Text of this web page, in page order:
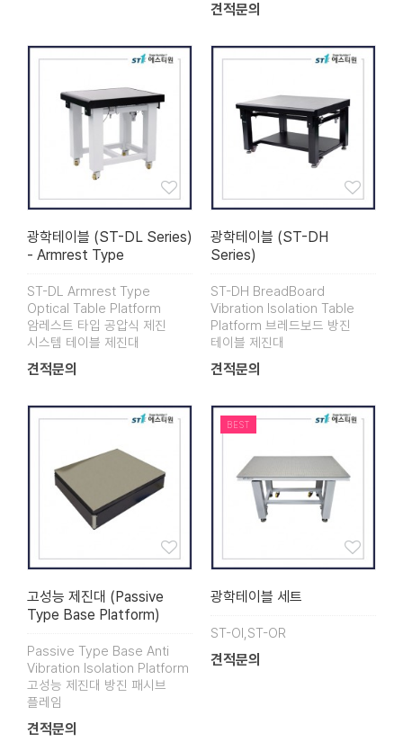
견적문의
광학테이블 (ST-DL Series)
- Armrest Type
ST-DL Armrest Type
Optical Table Platform
암레스트 타입 공압식 제진
시스템 테이블 제진대
견적문의
광학테이블 (ST-DH
Series)
ST-DH BreadBoard
Vibration Isolation Table
Platform 브레드보드 방진
테이블 제진대
견적문의
고성능 제진대 (Passive
Type Base Platform)
Passive Type Base Anti
Vibration Isolation Platform
고성능 제진대 방진 패시브
플레임
견적문의
BEST
광학테이블 세트
ST-OI,ST-OR
견적문의